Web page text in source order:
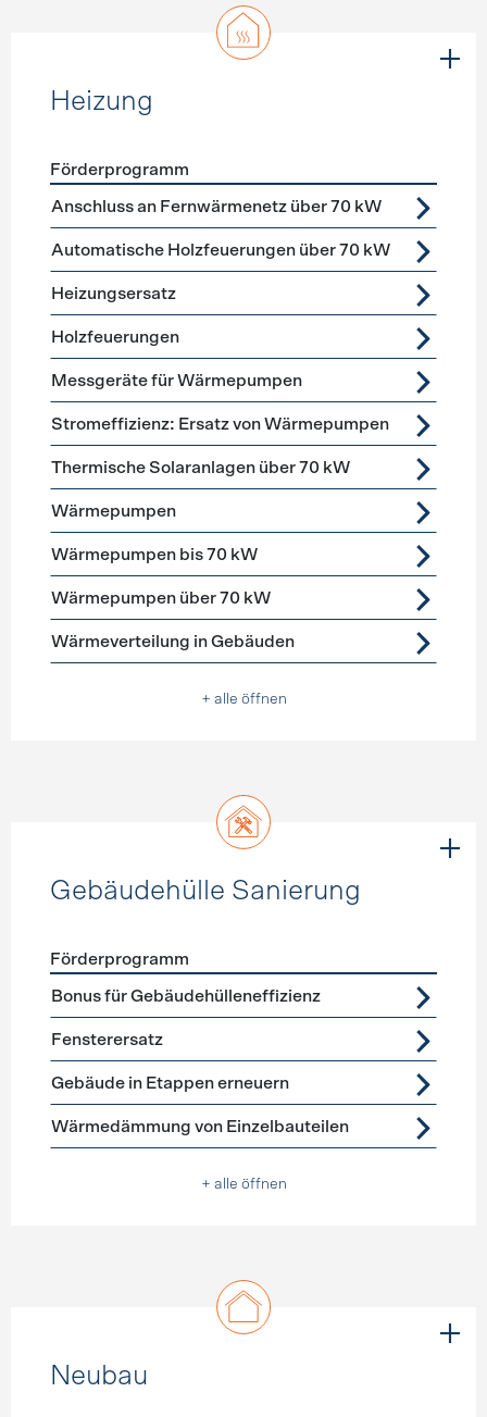
Heizung
Förderprogramme Heizung
Förderprogramm
Anschluss an Fernwärmenetz über 70 kW
Automatische Holzfeuerungen über 70 kW
Heizungsersatz
Holzfeuerungen
Messgeräte für Wärmepumpen
Stromeffizienz: Ersatz von Wärmepumpen
Thermische Solaranlagen über 70 kW
Wärmepumpen
Wärmepumpen bis 70 kW
Wärmepumpen über 70 kW
Wärmeverteilung in Gebäuden
+ alle öffnen
Gebäudehülle Sanierung
Förderprogramme Gebäudehülle Sanierung
Förderprogramm
Bonus für Gebäudehülleneffizienz
Fensterersatz
Gebäude in Etappen erneuern
Wärmedämmung von Einzelbauteilen
+ alle öffnen
Neubau